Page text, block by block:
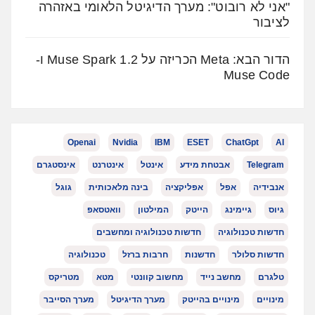
"אני לא רובוט": מערך הדיגיטל הלאומי באזהרה
לציבור
הדור הבא: Meta הכריזה על Muse Spark 1.2 ו-
Muse Code
AI
ChatGpt
ESET
IBM
Nvidia
Openai
Telegram אבטחת מידע אינטל אינטרנט אינסטגרם
אנבידיה אפל אפליקציה בינה מלאכותית גוגל
גיוס גיימינג הייטק המילטון וואטסאפ
חדשות טכנולוגיה חדשות טכנולוגיה ומחשבים
חדשות סלולר חדשנות חרבות ברזל טכנולוגיה
טלגרם מחשב נייד מחשוב קוונטי מטא מטריקס
מינויים מינויים בהייטק מערך הדיגיטל מערך הסייבר